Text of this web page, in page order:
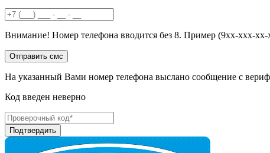
Внимание! Номер телефона вводится без 8. Пример (9хх-ххх-хх-
На указанный Вами номер телефона выслано сообщение с
Код введен неверно